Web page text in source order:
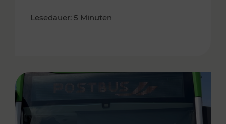
Lesedauer: 5 Minuten